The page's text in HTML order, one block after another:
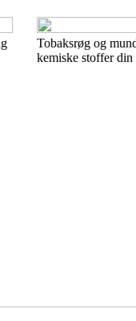
Tobaksrøg og
kemiske stoffer din